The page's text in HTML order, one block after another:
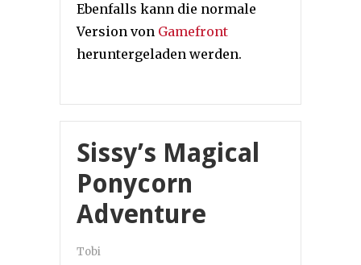
Ebenfalls kann die normale
Version von Gamefront
heruntergeladen werden.
Sissy’s Magical
Ponycorn
Adventure
Tobi